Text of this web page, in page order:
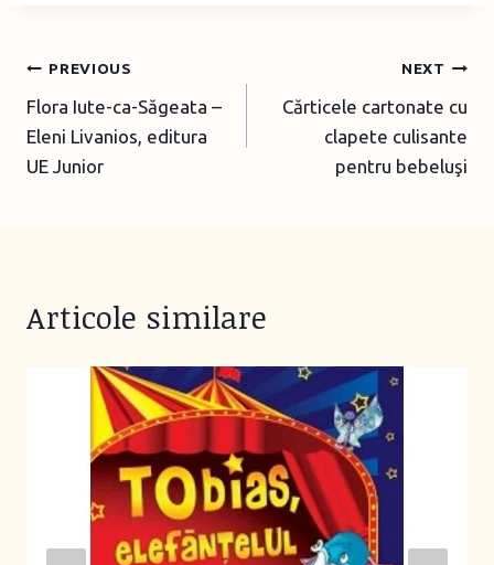
…
Post
navigation
PREVIOUS
Flora Iute-ca-Săgeata –
Eleni Livanios, editura
UE Junior
NEXT
Cărticele cartonate cu
clapete culisante
pentru bebeluşi
Articole similare